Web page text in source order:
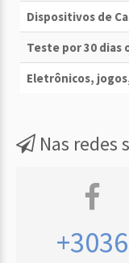
Dispositivos de
Teste por 30 dias
Eletrônicos,
Nas redes
+3036